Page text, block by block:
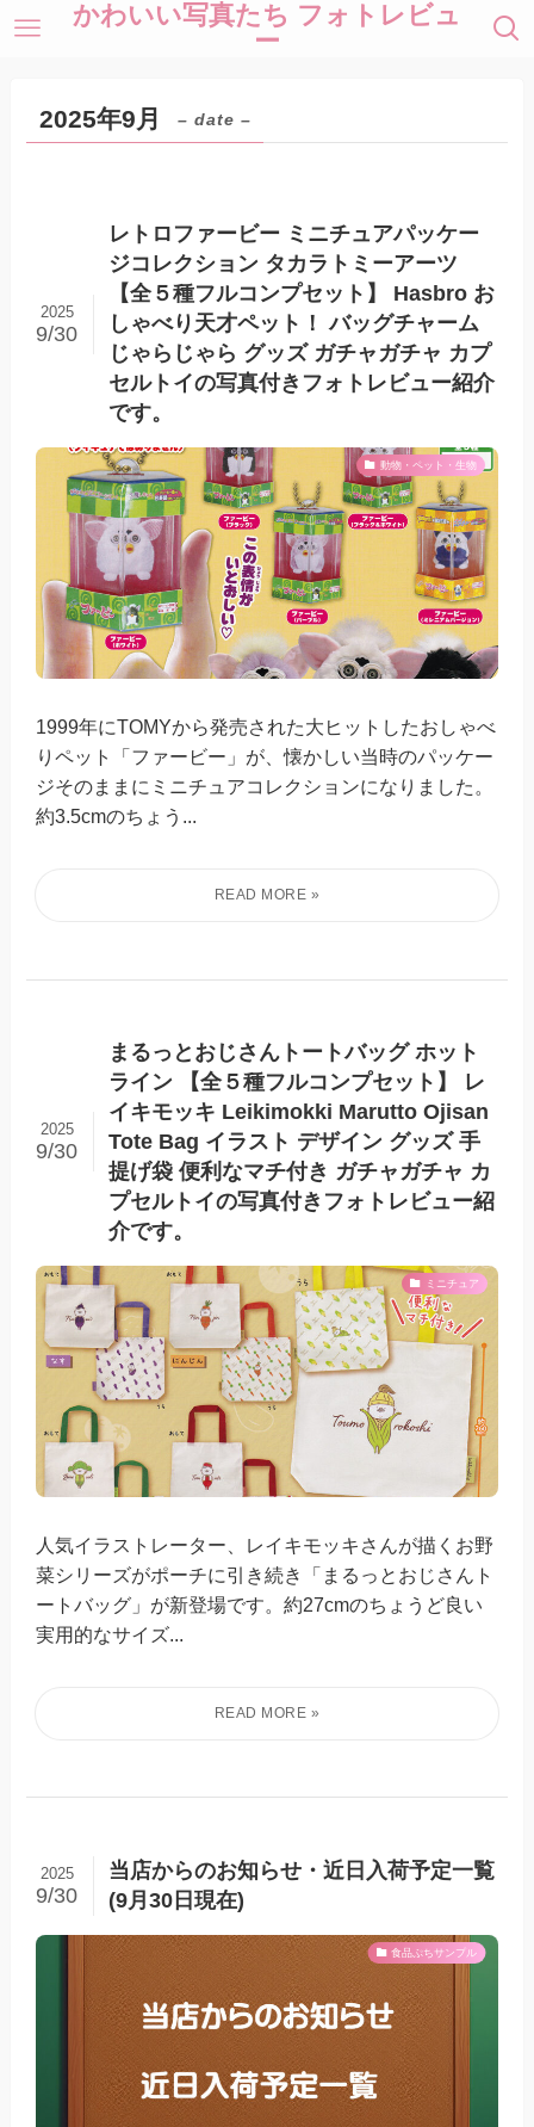
かわいい写真たち フォトレビュ
ー
2025年9月 – date –
レトロファービー ミニチュアパッケー
ジコレクション タカラトミーアーツ
【全５種フルコンプセット】 Hasbro お
しゃべり天才ペット！ バッグチャーム
じゃらじゃら グッズ ガチャガチャ カプ
セルトイの写真付きフォトレビュー紹介
です。
2025
9/30
動物・ペット・生物
1999年にTOMYから発売された大ヒットしたおしゃべ
りペット「ファービー」が、懐かしい当時のパッケー
ジそのままにミニチュアコレクションになりました。
約3.5cmのちょう...
まるっとおじさんトートバッグ ホット
ライン 【全５種フルコンプセット】 レ
イキモッキ Leikimokki Marutto Ojisan
Tote Bag イラスト デザイン グッズ 手
提げ袋 便利なマチ付き ガチャガチャ カ
プセルトイの写真付きフォトレビュー紹
介です。
2025
9/30
ミニチュア
人気イラストレーター、レイキモッキさんが描くお野
菜シリーズがポーチに引き続き「まるっとおじさんト
ートバッグ」が新登場です。約27cmのちょうど良い
実用的なサイズ...
当店からのお知らせ・近日入荷予定一覧
(9月30日現在)
2025
9/30
食品ぷちサンプル